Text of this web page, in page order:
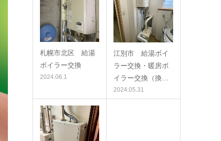
札幌市北区 給湯
ボイラー交換
2024.06.1
江別市 給湯ボイ
ラー交換・暖房ボ
イラー交換（換…
2024.05.31